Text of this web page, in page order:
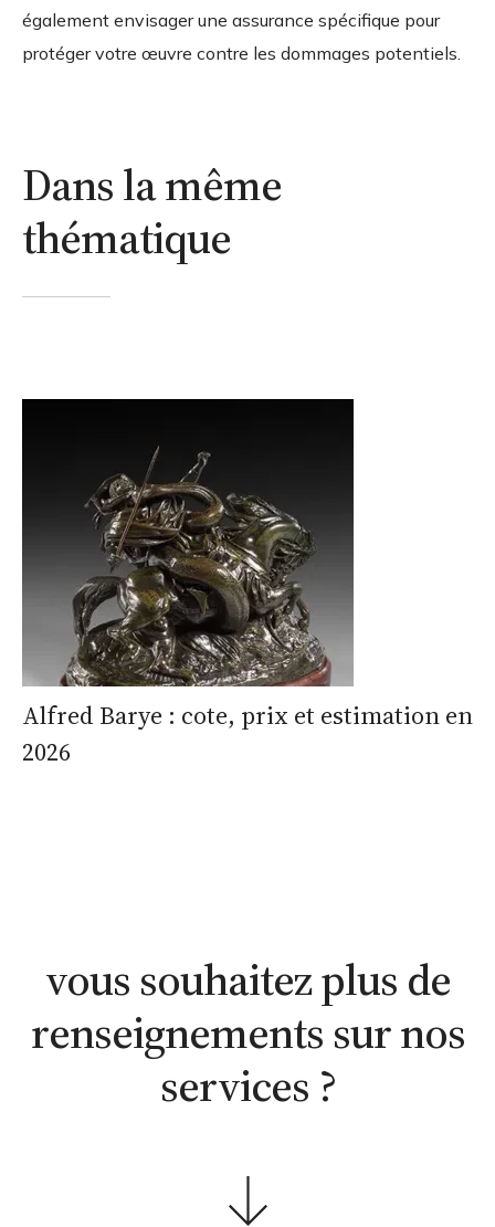
également envisager une assurance spécifique pour
protéger votre œuvre contre les dommages potentiels.
Dans la même
thématique
Alfred Barye : cote, prix et estimation en
2026
vous souhaitez plus de
renseignements sur nos
services ?